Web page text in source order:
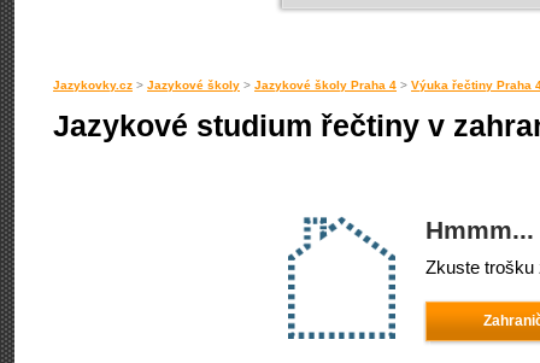
Jazykovky.cz > Jazykové školy > Jazykové školy Praha 4 > Výuka řečtiny Praha
Jazykové studium řečtiny v
Zkuste trošku